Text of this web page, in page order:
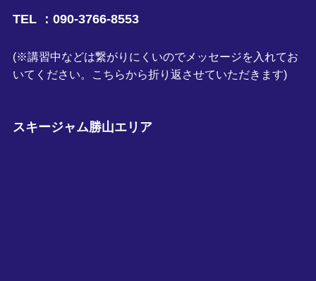
TEL ：090-3766-8553
(※講習中などは繋がりにくいのでメッセージを入れてお
いてください。こちらから折り返させていただきます)
スキージャム勝山エリア